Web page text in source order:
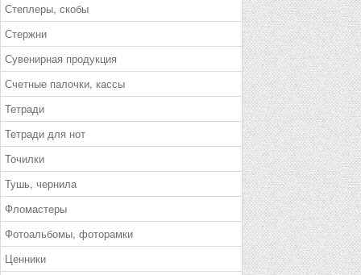
Степлеры, скобы
Стержни
Сувенирная продукция
Счетные палочки, кассы
Тетради
Тетради для нот
Точилки
Тушь, чернила
Фломастеры
Фотоальбомы, фоторамки
Ценники